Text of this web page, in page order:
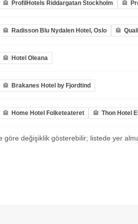
ProfilHotels Riddargatan Stockholm
Radisson Blu Nydalen Hotel, Oslo
Hotel Oleana
Brakanes Hotel by Fjordtind
Home Hotel Folketeateret Thon Hotel
göre değişiklik gösterebilir; listede yer